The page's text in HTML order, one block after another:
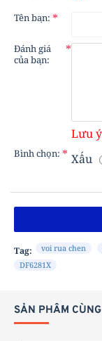
Tên bạn:
Đánh giá
của bạn:
Lưu
N
H
C
Ọ
Bình chọn: Xấu
Tag: voi rua chen
DF6281X
SẢN PHẨM